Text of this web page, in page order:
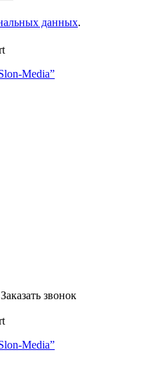
данных.
Media”
Заказать звонок
Media”